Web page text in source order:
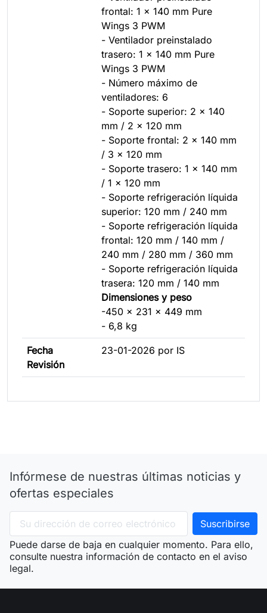
frontal: 1 x 140 mm Pure
Wings 3 PWM
- Ventilador preinstalado
trasero: 1 x 140 mm Pure
Wings 3 PWM
- Número máximo de
ventiladores: 6
- Soporte superior: 2 x 140
mm / 2 x 120 mm
- Soporte frontal: 2 x 140 mm
/ 3 x 120 mm
- Soporte trasero: 1 x 140 mm
/ 1 x 120 mm
- Soporte refrigeración líquida
superior: 120 mm / 240 mm
- Soporte refrigeración líquida
frontal: 120 mm / 140 mm /
240 mm / 280 mm / 360 mm
- Soporte refrigeración líquida
trasera: 120 mm / 140 mm
Dimensiones y peso
-450 x 231 x 449 mm
- 6,8 kg
Fecha
Revisión
23-01-2026 por IS
Infórmese de nuestras últimas noticias y
ofertas especiales
Puede darse de baja en cualquier momento. Para ello,
consulte nuestra información de contacto en el aviso
legal.